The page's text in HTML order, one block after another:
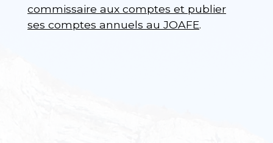
commissaire aux comptes et publier
ses comptes annuels au JOAFE.